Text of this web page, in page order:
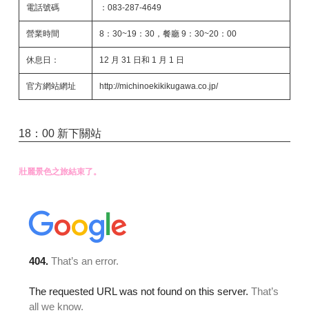
電話號碼 ：083-287-4649
營業時間 8：30~19：30，餐廳 9：30~20：00
休息日： 12 月 31 日和 1 月 1 日
官方網站網址 http://michinoekikikugawa.co.jp/
18：00 新下關站
壯麗景色之旅結束了。